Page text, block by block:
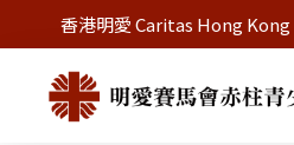
香港明愛 Caritas Hong Kong